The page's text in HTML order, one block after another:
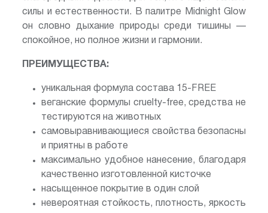
силы и естественности. В палитре Midnight Glow
он словно дыхание природы среди тишины —
спокойное, но полное жизни и гармонии.
ПРЕИМУЩЕСТВА:
уникальная формула состава 15-FREE
веганские формулы cruelty-free, средства не
тестируются на животных
самовыравнивающиеся свойства безопасны
и приятны в работе
максимально удобное нанесение, благодаря
качественно изготовленной кисточке
насыщенное покрытие в один слой
невероятная стойкость, плотность, яркость